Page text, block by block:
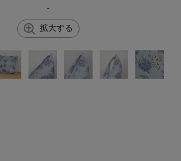
-
拡大する